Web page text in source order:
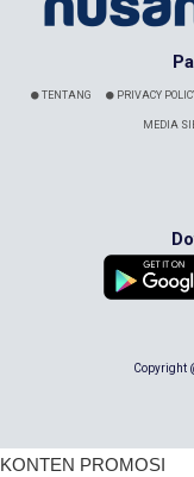
TENTANG PRIVACY
MEDIA
Copyright